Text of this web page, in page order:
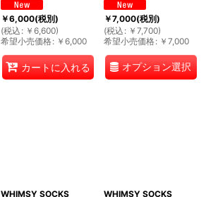
￥6,000(税別)
(税込 : ￥ 6,600)
希望小売価格: ￥ 6,000
カートに入れる
￥7,000(税別)
(税込 : ￥ 7,700)
希望小売価格: ￥ 7,000
オプション選択
WHIMSY SOCKS
WHIMSY SOCKS